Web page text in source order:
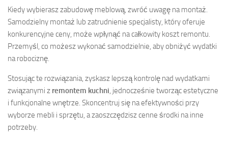
Kiedy wybierasz zabudowę meblową, zwróć uwagę na montaż.
Samodzielny montaż lub zatrudnienie specjalisty, który oferuje
konkurencyjne ceny, może wpłynąć na całkowity koszt remontu.
Przemyśl, co możesz wykonać samodzielnie, aby obniżyć wydatki
na robociznę.
Stosując te rozwiązania, zyskasz lepszą kontrolę nad wydatkami
związanymi z remontem kuchni, jednocześnie tworząc estetyczne
i funkcjonalne wnętrze. Skoncentruj się na efektywności przy
wyborze mebli i sprzętu, a zaoszczędzisz cenne środki na inne
potrzeby.